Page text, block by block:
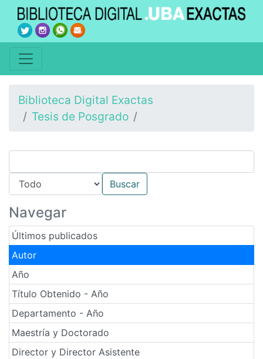
Biblioteca Digital Exactas
Tesis de Posgrado
Navegar
Últimos publicados
Autor
Año
Título Obtenido - Año
Departamento - Año
Maestría y Doctorado
Director y Director Asistente